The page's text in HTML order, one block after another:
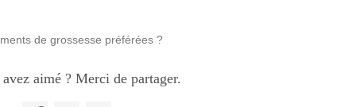
de grossesse préférées ?
avez aimé ? Merci de partager.